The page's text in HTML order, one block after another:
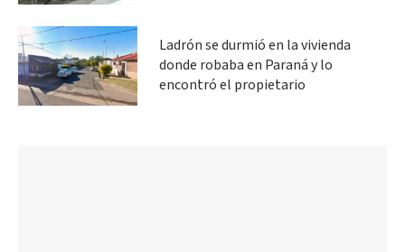
Ladrón se durmió en la vivienda
donde robaba en Paraná y lo
encontró el propietario